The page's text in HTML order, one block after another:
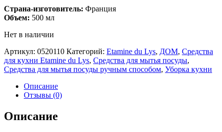
Страна-изготовитель: Франция
Объем: 500 мл
Нет в наличии
Артикул: 0520110 Категорий: Etamine du Lys, ДОМ, Средства
для кухни Etamine du Lys, Средства для мытья посуды,
Средства для мытья посуды ручным способом, Уборка кухни
Описание
Отзывы (0)
Описание